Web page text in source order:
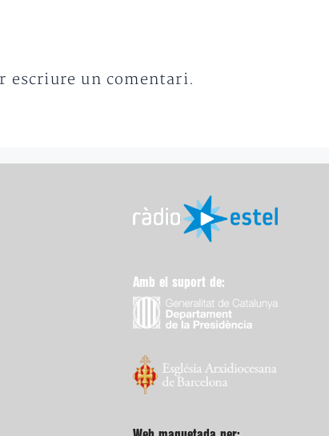
escriure un comentari.
Amb el suport de: